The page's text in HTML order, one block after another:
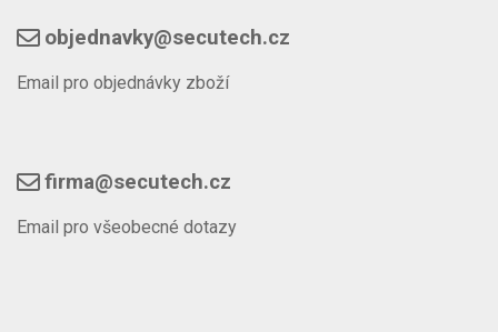
objednavky@secutech.cz
Email pro objednávky zboží
firma@secutech.cz
Email pro všeobecné dotazy